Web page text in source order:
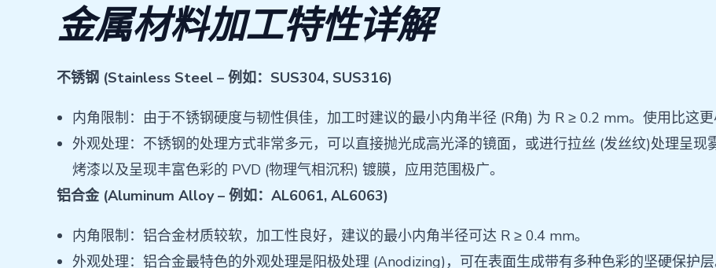
金属材料加工特性详解
不锈钢 (Stainless Steel – 例如：SUS304, SUS316)
内角限制：由于不锈钢硬度与韧性俱佳，加工时建议的最小内角半径 (R角) 为 R ≥ 0.2 mm。使用比这
外观处理：不锈钢的处理方式非常多元，可以直接抛光成高光泽的镜面，或进行拉丝 (发丝纹)处理呈
烤漆以及呈现丰富色彩的 PVD ​​(物理气相沉积) 镀膜，应用范围极广。
铝合金 (Aluminum Alloy – 例如：AL6061, AL6063)
内角限制：铝合金材质较软，加工性良好，建议的最小内角半径可达 R ≥ 0.4 mm。
外观处理：铝合金最特色的外观处理是阳极处理 (Anodizing)，可在表面生成带有多种色彩的坚硬保护